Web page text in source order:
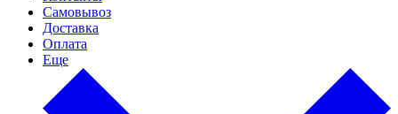
Самовывоз
Доставка
Оплата
Еще